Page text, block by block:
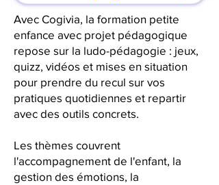
Avec Cogivia, la formation petite
enfance avec projet pédagogique
repose sur la ludo-pédagogie : jeux,
quizz, vidéos et mises en situation
pour prendre du recul sur vos
pratiques quotidiennes et repartir
avec des outils concrets.
Les thèmes couvrent
l'accompagnement de l'enfant, la
gestion des émotions, la